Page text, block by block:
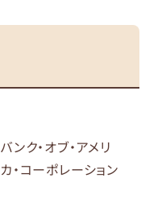
世界最
に対し
て、銀行
バンク・オブ・アメリ
カ・コーポレーション